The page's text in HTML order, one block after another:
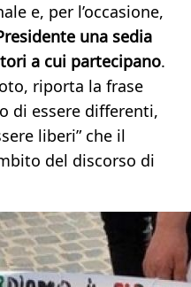
e, per l’occasione,
una sedia
a cui partecipano.
riporta la frase
di essere differenti,
liberi” che il
del discorso di